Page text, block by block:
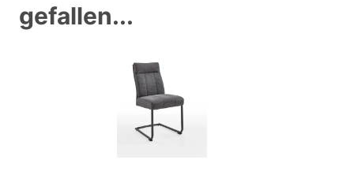
gefallen...